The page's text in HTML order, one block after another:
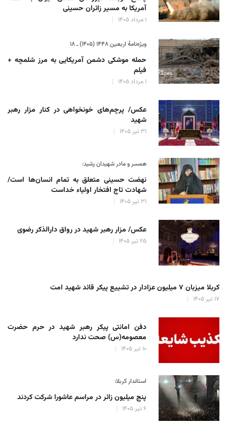
آمریکا به مسیر زائران حسینی
۱ مرداد ۱۴۰۵
ویژه‌نامهٔ اربعین ۱۴۴۸ (۱۴۰۵) ـ ۱۸
حمله موشکی دشمن آمریکایی به مرز شلمچه +
فیلم
۱ مرداد ۱۴۰۵
عکس/ پرچم‌های خونخواهی در کنار مزار رهبر
شهید
۳۱ تیر ۱۴۰۵
همسر و مادر شهیدان رشید:
نهضت حسینی متعلق به تمام انسان‌ها است/
شهادت تاج افتخار اولیاء خداست
۳۱ تیر ۱۴۰۵
عکس/ مزار رهبر شهید در رواق دارالذکر رضوی
۲۵ تیر ۱۴۰۵
کربلا میزبان ۷ میلیون عزادار در تشییع پیکر قائد شهید امت
۱۷ تیر ۱۴۰۵
دفن امانتی پیکر رهبر شهید در حرم حضرت
معصومه(س) صحت ندارد
۱۰ تیر ۱۴۰۵
استاندار کربلا:
پنج میلیون زائر در مراسم عاشورا شرکت کردند
۶ تیر ۱۴۰۵